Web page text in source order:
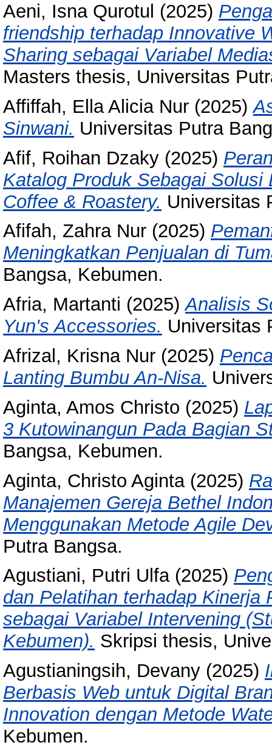
Aeni, Isna Qurotul (2025)
friendship terhadap Innovative
Sharing sebagai Variabel
Masters thesis, Universitas
Affiffah, Ella Alicia Nur (2025)
Sinwani. Universitas Putra
Afif, Roihan Dzaky (2025)
Katalog Produk Sebagai
Coffee & Roastery. Universitas
Afifah, Zahra Nur (2025)
Meningkatkan Penjualan di
Bangsa, Kebumen.
Afria, Martanti (2025)Analisis
Yun's Accessories. Universitas
Afrizal, Krisna Nur (2025)
Lanting Bumbu An-Nisa.
Aginta, Amos Christo (2025)
3 Kutowinangun Pada Bagian
Bangsa, Kebumen.
Aginta, Christo Aginta(2025)
Manajemen Gereja Bethel
Menggunakan Metode Agile
Putra Bangsa.
Agustiani, Putri Ulfa(2025)
dan Pelatihan terhadap Kinerja
sebagai Variabel Intervening
Kebumen). Skripsi thesis,
Agustianingsih, Devany (2025)
Berbasis Web untuk Digital
Innovation dengan Metode
Kebumen.